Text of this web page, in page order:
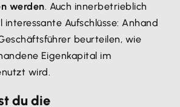
werden. Auch innerbetrieblich
interessante Aufschlüsse: Anhand
beurteilen, wie
Eigenkapital im
wird.
du die